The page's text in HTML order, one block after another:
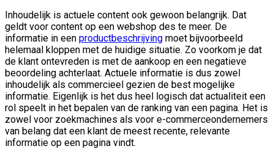
Inhoudelijk is actuele content ook gewoon belangrijk. Dat
geldt voor content op een webshop des te meer. De
informatie in een productbeschrijving moet bijvoorbeeld
helemaal kloppen met de huidige situatie. Zo voorkom je dat
de klant ontevreden is met de aankoop en een negatieve
beoordeling achterlaat. Actuele informatie is dus zowel
inhoudelijk als commercieel gezien de best mogelijke
informatie. Eigenlijk is het dus heel logisch dat actualiteit een
rol speelt in het bepalen van de ranking van een pagina. Het is
zowel voor zoekmachines als voor e-commerceondernemers
van belang dat een klant de meest recente, relevante
informatie op een pagina vindt.